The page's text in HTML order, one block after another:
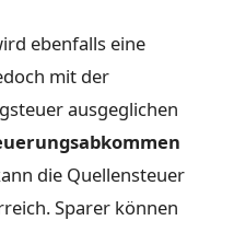
ebenfalls eine
mit der
ausgeglichen
die Quellensteuer
Sparer können